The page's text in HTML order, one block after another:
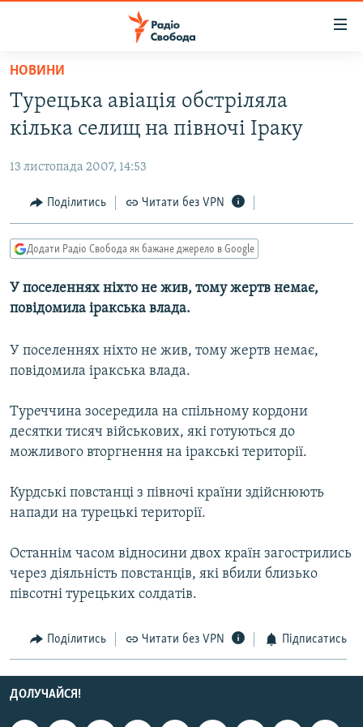
Перейти
основного
матеріалу
до
навігації
Перейти
до
ВСЕ ЗА ДОБУ
ПОЛІТИКА
ЕКОНОМІКА
КУЛЬТУРА
СПОРТ
СВІТ
ВІЙНА
РОСІЙСЬКА «ФІЛЬТРАЦІЯ»
КРИМ.РЕАЛІЇ
ТИ ЯК?
СХЕМИ
КИТАЙ.ВИКЛИКИ
МУЛЬТИМЕДІА
ФОТО
СПЕЦПРОЄКТИ
КРИМ РЕАЛІЇ
УКР
КТАТ
ДОЛУЧАЙСЯ!
НОВИНИ
Турецька авіація обстріляла
кілька селищ на півночі Іраку
13 листопада 2007, 14:53
Поділитись Читати без VPN
Додати Радіо Свобода як бажане джерело в Google
У поселеннях ніхто не жив, тому жертв немає,
повідомила іракська влада.
У поселеннях ніхто не жив, тому жертв немає,
повідомила іракська влада.
Туреччина зосередила на спільному кордони
десятки тисяч військових, які готуються до
можливого вторгнення на іракські території.
Курдські повстанці з півночі країни здійснюють
напади на турецькі території.
Останнім часом відносини двох країн загострились
через діяльність повстанців, які вбили близько
півсотні турецьких солдатів.
Поділитись Читати без VPN Підписатись
ДОЛУЧАЙСЯ!